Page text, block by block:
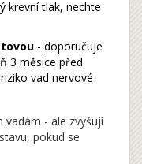
krevní tlak, nechte
- doporučuje
3 měsíce před
vad nervové
vadám - ale zvyšují
pokud se